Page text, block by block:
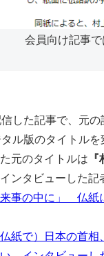
会員向け記事
した記事で、元
ル版のタイトルを
元のタイトルは
ンタビューした
来事の中に」 仏紙
紙で）日本の首